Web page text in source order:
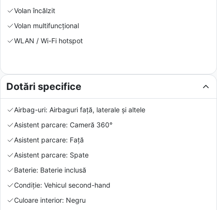
Volan încălzit
Volan multifuncțional
WLAN / Wi-Fi hotspot
Dotări specifice
Airbag-uri: Airbaguri față, laterale și altele
Asistent parcare: Cameră 360°
Asistent parcare: Față
Asistent parcare: Spate
Baterie: Baterie inclusă
Condiție: Vehicul second-hand
Culoare interior: Negru